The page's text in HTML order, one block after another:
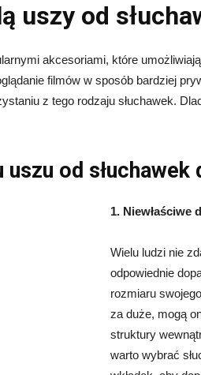
uszy od
akcesoriami, które
filmów w sposób bardziej
z tego rodzaju słuchawek.
od słuchawek
1. Niewłaściwe
Wielu ludzi nie
odpowiednie
rozmiaru
za duże, mogą
struktury
warto wybrać